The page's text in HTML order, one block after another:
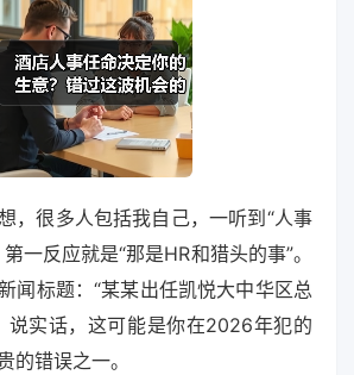
，很多人包括我自己，一听到“人事
一反应就是“那是HR和猎头的事”。
闻标题：“某某出任凯悦大中华区总
说实话，这可能是你在2026年犯的
的错误之一。